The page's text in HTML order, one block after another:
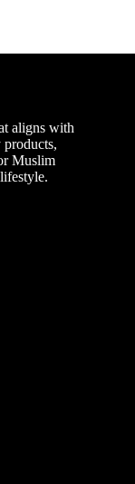
aligns with
Muslim